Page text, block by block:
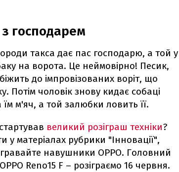
господарем
такса дає пас господарю, а той у
на ворота. Це неймовірно! Песик,
до імпровізованих воріт, що
Потім чоловік знову кидає собаці
м'яч, а той залюбки ловить її.
великий розіграш техніки?
у матеріалах рубрики "Інновації",
навушники OPPO. Головний
Reno15 F – розіграємо 16 червня.